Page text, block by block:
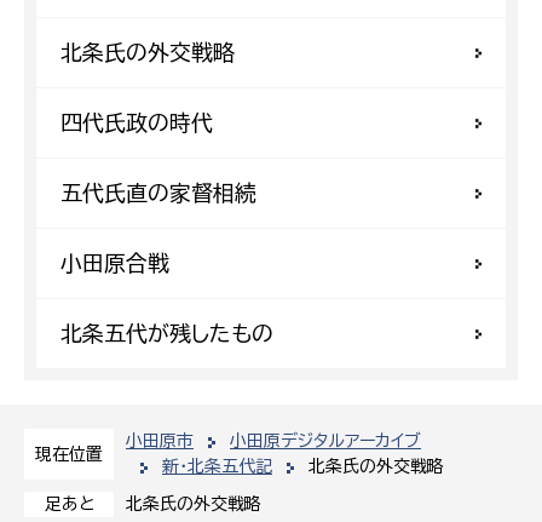
現在位置
小田原市
小田原デジタルアーカイブ
新・北条五代記
北条氏の外交戦略
足あと 北条氏の外交戦略
北条氏の外交戦略
四代氏政の時代
五代氏直の家督相続
小田原合戦
北条五代が残したもの